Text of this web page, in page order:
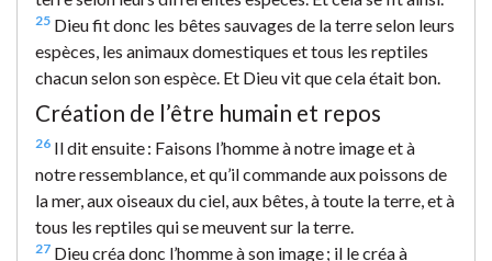
25 Dieu fit donc les bêtes sauvages de la terre selon leurs
espèces, les animaux domestiques et tous les reptiles
chacun selon son espèce. Et Dieu vit que cela était bon.
Création de l’être humain et repos
26 Il dit ensuite : Faisons l’homme à notre image et à
notre ressemblance, et qu’il commande aux poissons de
la mer, aux oiseaux du ciel, aux bêtes, à toute la terre, et à
tous les reptiles qui se meuvent sur la terre.
27 Dieu créa donc l’homme à son image ; il le créa à